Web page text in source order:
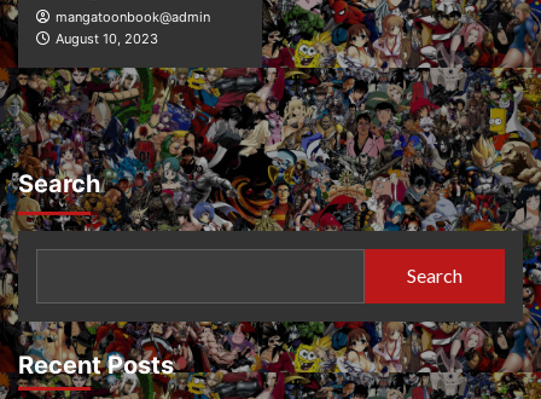
mangatoonbook@admin
August 10, 2023
Search
Search
Recent Posts